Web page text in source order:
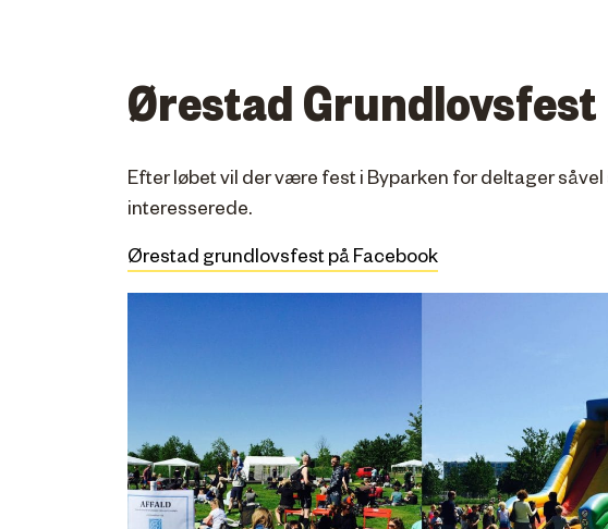
Ørestad Grundlovsfest
Efter løbet vil der være fest i Byparken for deltager såvel
interesserede.
Ørestad grundlovsfest på Facebook